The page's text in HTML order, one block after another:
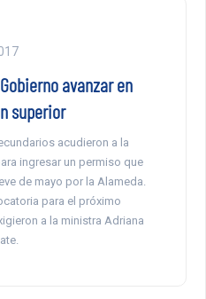
avanzar en
superior
acudieron a la
ingresar un permiso que
de mayo por la Alameda.
para el próximo
a la ministra Adriana